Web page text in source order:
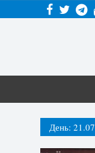
День: